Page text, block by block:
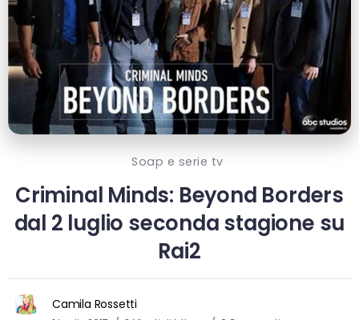
Soap e serie tv
Criminal Minds: Beyond Borders
dal 2 luglio seconda stagione su
Rai2
Camila Rossetti